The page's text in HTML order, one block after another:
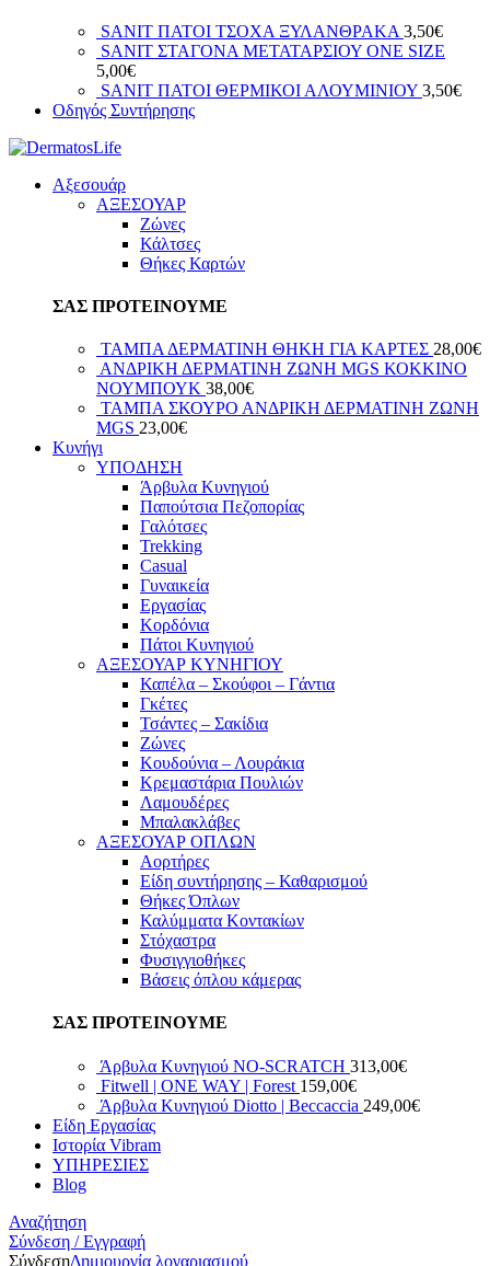
SANIT ΠΑΤΟΙ ΤΣΟΧΑ ΞΥΛΑΝΘΡΑΚΑ 3,50€
SANIT ΣΤΑΓΟΝΑ ΜΕΤΑΤΑΡΣΙΟΥ ΟΝΕ SIZE
5,00€
SANIT ΠΑΤΟΙ ΘΕΡΜΙΚΟΙ ΑΛΟΥΜΙΝΙΟΥ 3,50€
Οδηγός Συντήρησης
Αξεσουάρ
ΑΞΕΣΟΥΑΡ
Ζώνες
Κάλτσες
Θήκες Καρτών
ΣΑΣ ΠΡΟΤΕΙΝΟΥΜΕ
ΤΑΜΠΑ ΔΕΡΜΑΤΙΝΗ ΘΗΚΗ ΓΙΑ ΚΑΡΤΕΣ 28,00€
ΑΝΔΡΙΚΗ ΔΕΡΜΑΤΙΝΗ ΖΩΝΗ MGS ΚΟΚΚΙΝΟ
ΝΟΥΜΠΟΥΚ 38,00€
ΤΑΜΠΑ ΣΚΟΥΡΟ ΑΝΔΡΙΚΗ ΔΕΡΜΑΤΙΝΗ ΖΩΝΗ
MGS 23,00€
Κυνήγι
ΥΠΟΔΗΣΗ
Άρβυλα Κυνηγιού
Παπούτσια Πεζοπορίας
Γαλότσες
Trekking
Casual
Γυναικεία
Εργασίας
Κορδόνια
Πάτοι Κυνηγιού
ΑΞΕΣΟΥΑΡ ΚΥΝΗΓΙΟΥ
Καπέλα – Σκούφοι – Γάντια
Γκέτες
Τσάντες – Σακίδια
Ζώνες
Κουδούνια – Λουράκια
Κρεμαστάρια Πουλιών
Λαμουδέρες
Μπαλακλάβες
ΑΞΕΣΟΥΑΡ ΟΠΛΩΝ
Αορτήρες
Είδη συντήρησης – Καθαρισμού
Θήκες Όπλων
Καλύμματα Κοντακίων
Στόχαστρα
Φυσιγγιοθήκες
Βάσεις όπλου κάμερας
ΣΑΣ ΠΡΟΤΕΙΝΟΥΜΕ
Άρβυλα Κυνηγιού NO-SCRATCH 313,00€
Fitwell | ONE WAY | Forest 159,00€
Άρβυλα Κυνηγιού Diotto | Beccaccia 249,00€
Είδη Εργασίας
Ιστορία Vibram
ΥΠΗΡΕΣΙΕΣ
Blog
Αναζήτηση
Σύνδεση / Εγγραφή
ΣύνδεσηΔημιουργία λογαριασμού